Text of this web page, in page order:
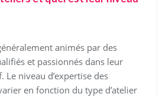
animés par des
et passionnés dans leur
Le niveau d’expertise des
en fonction du type d’atelier